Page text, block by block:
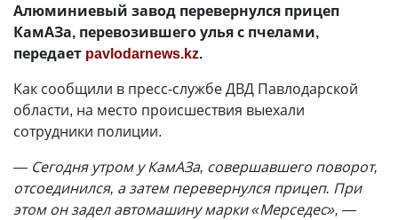
Алюминиевый завод перевернулся прицеп
КамАЗа, перевозившего улья с пчелами,
передает pavlodarnews.kz.
Как сообщили в пресс-службе ДВД Павлодарской
области, на место происшествия выехали
сотрудники полиции.
— Сегодня утром у КамАЗа, совершавшего поворот,
отсоединился, а затем перевернулся прицеп. При
этом он задел автомашину марки «Мерседес», —